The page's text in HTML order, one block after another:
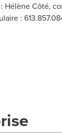
Hélène Côté,
: